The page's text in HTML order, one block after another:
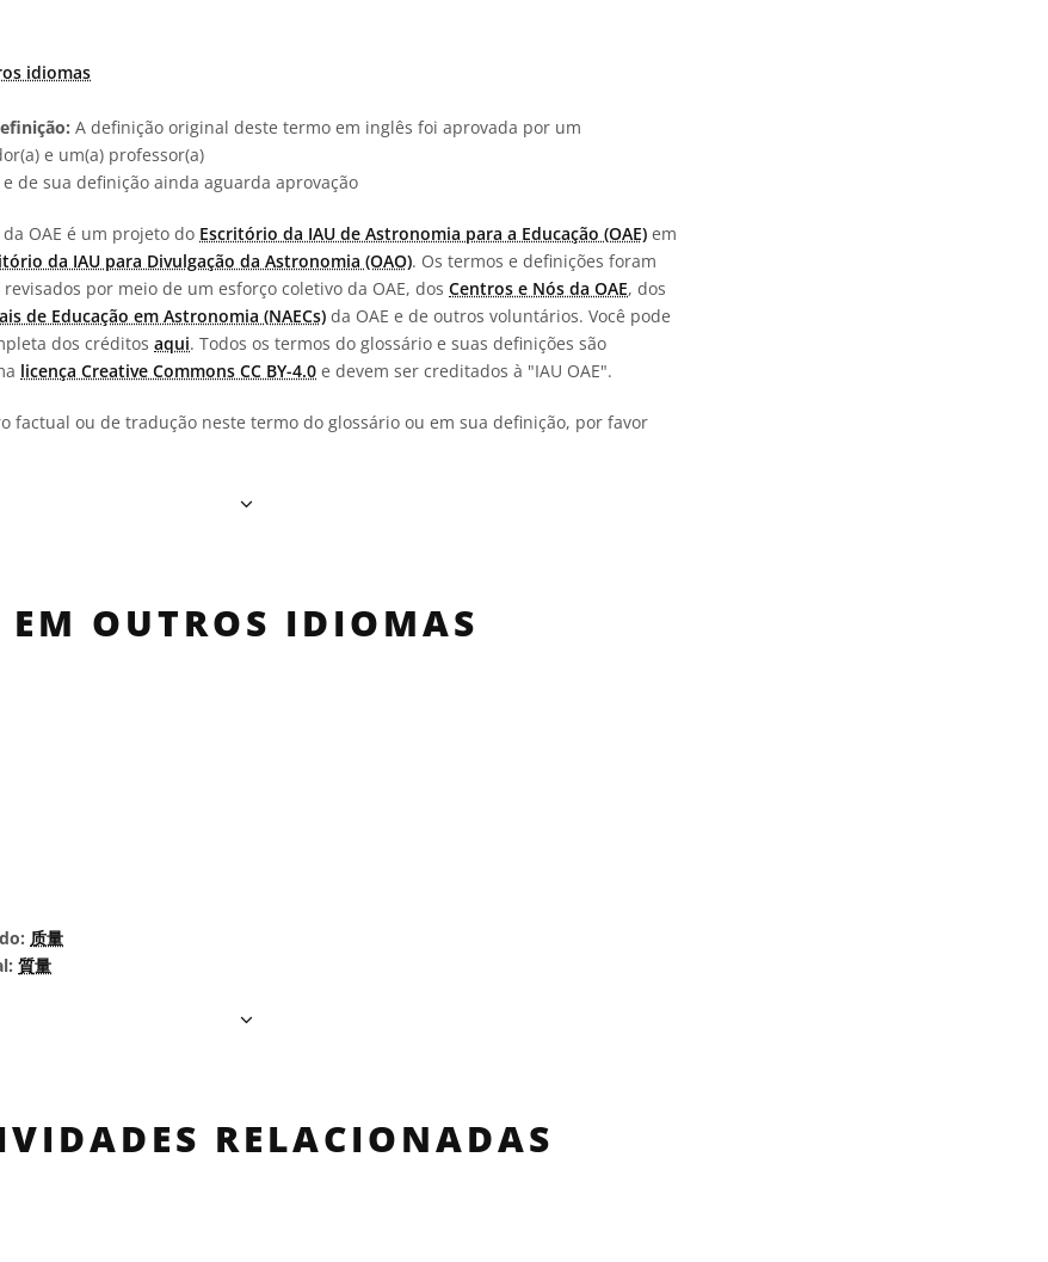
idiomas
A definição original deste termo em inglês foi aprovada por um
e um(a) professor(a)
de sua definição ainda aguarda aprovação
OAE é um projeto do Escritório da IAU de Astronomia para a Educação (OAE) em
da IAU para Divulgação da Astronomia (OAO). Os termos e definições foram
por meio de um esforço coletivo da OAE, dos Centros e Nós da OAE, dos
de Educação em Astronomia (NAECs) da OAE e de outros voluntários. Você pode
dos créditos aqui. Todos os termos do glossário e suas definições são
licença Creative Commons CC BY-4.0 e devem ser creditados à "IAU OAE".
factual ou de tradução neste termo do glossário ou em sua definição, por favor
EM OUTROS IDIOMAS
质量
質量
RELACIONADAS